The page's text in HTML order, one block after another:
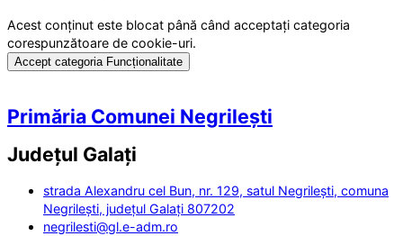
Acest conținut este blocat până când acceptați categoria
corespunzătoare de cookie-uri.
Accept categoria Funcționalitate
Primăria Comunei Negrilești
Județul Galați
strada Alexandru cel Bun, nr. 129, satul Negrilești, comuna
Negrilești, județul Galați 807202
negrilesti@gl.e-adm.ro